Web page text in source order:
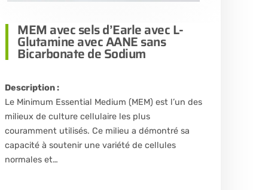
MEM avec sels d’Earle avec L-
Glutamine avec AANE sans
Bicarbonate de Sodium
Description :
Le Minimum Essential Medium (MEM) est l’un des
milieux de culture cellulaire les plus
couramment utilisés. Ce milieu a démontré sa
capacité à soutenir une variété de cellules
normales et…